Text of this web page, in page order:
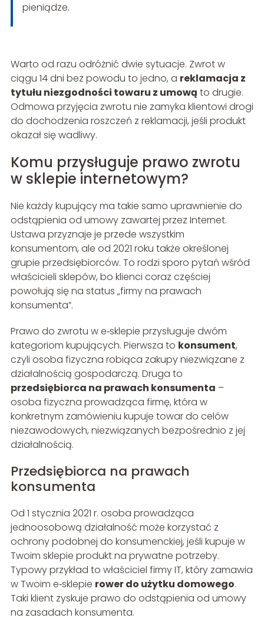
pieniądze.
Warto od razu odróżnić dwie sytuacje. Zwrot w
ciągu 14 dni bez powodu to jedno, a reklamacja z
tytułu niezgodności towaru z umową to drugie.
Odmowa przyjęcia zwrotu nie zamyka klientowi drogi
do dochodzenia roszczeń z reklamacji, jeśli produkt
okazał się wadliwy.
Komu przysługuje prawo zwrotu
w sklepie internetowym?
Nie każdy kupujący ma takie samo uprawnienie do
odstąpienia od umowy zawartej przez Internet.
Ustawa przyznaje je przede wszystkim
konsumentom, ale od 2021 roku także określonej
grupie przedsiębiorców. To rodzi sporo pytań wśród
właścicieli sklepów, bo klienci coraz częściej
powołują się na status „firmy na prawach
konsumenta”.
Prawo do zwrotu w e‑sklepie przysługuje dwóm
kategoriom kupujących. Pierwsza to konsument,
czyli osoba fizyczna robiąca zakupy niezwiązane z
działalnością gospodarczą. Druga to
przedsiębiorca na prawach konsumenta –
osoba fizyczna prowadząca firmę, która w
konkretnym zamówieniu kupuje towar do celów
niezawodowych, niezwiązanych bezpośrednio z jej
działalnością.
Przedsiębiorca na prawach
konsumenta
Od 1 stycznia 2021 r. osoba prowadząca
jednoosobową działalność może korzystać z
ochrony podobnej do konsumenckiej, jeśli kupuje w
Twoim sklepie produkt na prywatne potrzeby.
Typowy przykład to właściciel firmy IT, który zamawia
w Twoim e‑sklepie rower do użytku domowego.
Taki klient zyskuje prawo do odstąpienia od umowy
na zasadach konsumenta.